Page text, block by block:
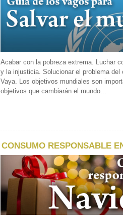
Acabar con la pobreza extrema. Luchar
y la injusticia. Solucionar el problema del
Vaya. Los objetivos mundiales son
objetivos que cambiarán el mundo...
CONSUMO RESPONSABLE